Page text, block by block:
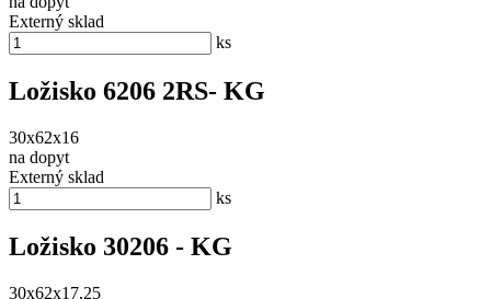
Externý sklad
ks
Ložisko 6206 2RS- KG
30x62x16
na dopyt
Externý sklad
ks
Ložisko 30206 - KG
30x62x17,25